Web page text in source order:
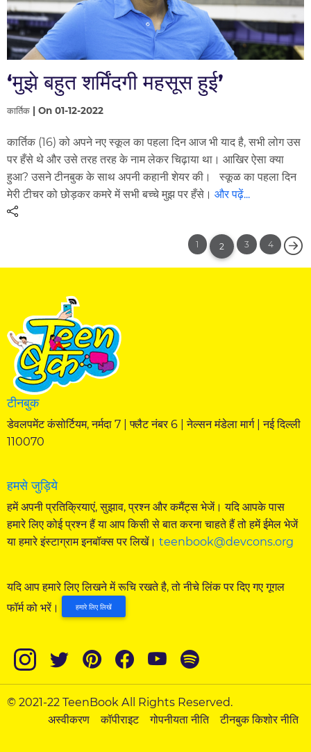
‘मुझे बहुत शर्मिंदगी महसूस हुई’
कार्तिक | On 01-12-2022
कार्तिक (16) को अपने नए स्कूल का पहला दिन आज भी याद है, सभी लोग उस
पर हँसे थे और उसे तरह तरह के नाम लेकर चिढ़ाया था। आखिर ऐसा क्या
हुआ? उसने टीनबुक के साथ अपनी कहानी शेयर की। स्कूळ का पहला दिन
मेरी टीचर को छोड़कर कमरे में सभी बच्चे मुझ पर हँसे।और पढ़ें...
1 2 3 4
टीनबुक
डेवलपमेंट कंसोर्टियम, नर्मदा 7 | फ्लैट नंबर 6 | नेल्सन मंडेला मार्ग | नई दिल्ली
110070
हमसे जुड़िये
हमें अपनी प्रतिक्रियाएं, सुझाव, प्रश्न और कमैंट्स भेजें। यदि आपके पास
हमारे लिए कोई प्रश्न हैं या आप किसी से बात करना चाहते हैं तो हमें ईमेल भेजें
या हमारे इंस्टाग्राम इनबॉक्स पर लिखें।teenbook@devcons.org
यदि आप हमारे लिए लिखने में रूचि रखते है, तो नीचे लिंक पर दिए गए गूगल
फॉर्म को भरें।
हमारे लिए लिखें
© 2021-22 TeenBook All Rights Reserved.
अस्वीकरण
कॉपीराइट गोपनीयता नीति टीनबुक किशोर नीति